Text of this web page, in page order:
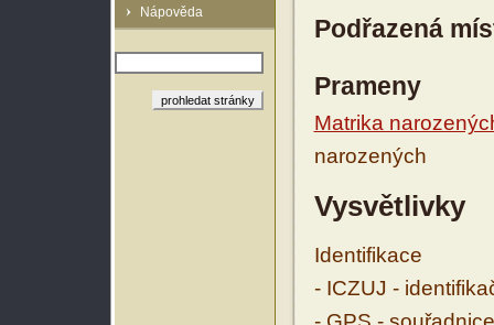
Nápověda
Podřazená
Prameny
Matrika
narozených
Vysvětlivky
Identifikace
- ICZUJ -